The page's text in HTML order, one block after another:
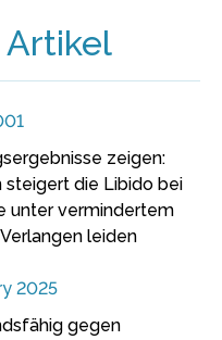
zeigen:
steigert die Libido bei
unter vermindertem
leiden
2025
gegen